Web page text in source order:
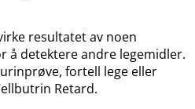
resultatet av noen
å detektere andre legemidler.
fortell lege eller
Retard.